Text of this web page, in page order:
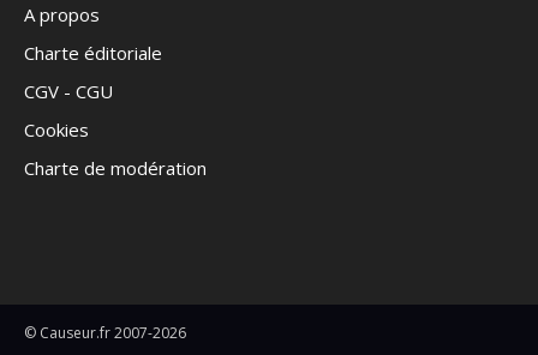
A propos
Charte éditoriale
CGV - CGU
Cookies
Charte de modération
© Causeur.fr 2007-2026